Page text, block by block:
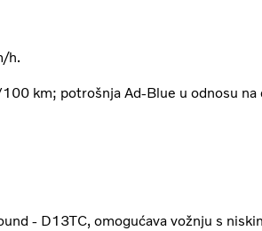
h.
km; potrošnja Ad-Blue u odnosu
- D13TC, omogućava vožnju s